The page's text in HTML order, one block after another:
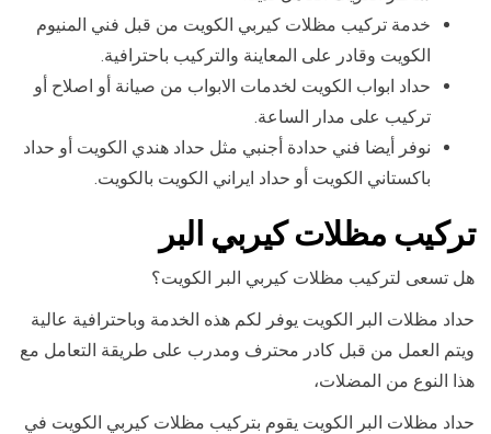
خدمة تركيب مظلات كيربي الكويت من قبل فني المنيوم
الكويت وقادر على المعاينة والتركيب باحترافية.
حداد ابواب الكويت لخدمات الابواب من صيانة أو اصلاح أو
تركيب على مدار الساعة.
نوفر أيضا فني حدادة أجنبي مثل حداد هندي الكويت أو حداد
باكستاني الكويت أو حداد ايراني الكويت بالكويت.
تركيب مظلات كيربي البر
هل تسعى لتركيب مظلات كيربي البر الكويت؟
حداد مظلات البر الكويت يوفر لكم هذه الخدمة وباحترافية عالية
ويتم العمل من قبل كادر محترف ومدرب على طريقة التعامل مع
هذا النوع من المضلات،
حداد مظلات البر الكويت يقوم بتركيب مظلات كيربي الكويت في